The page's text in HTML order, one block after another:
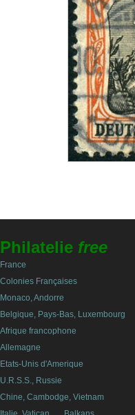
Philatelie free
France
Colonies Françaises
Monaco, Andorre
Belgique, Pays-Bas, Luxembourg
Afrique francophone
Allemagne
Etats-Unis d'Amerique
U.R.S.S., Russie
Chine, Cambodge, Vietnam